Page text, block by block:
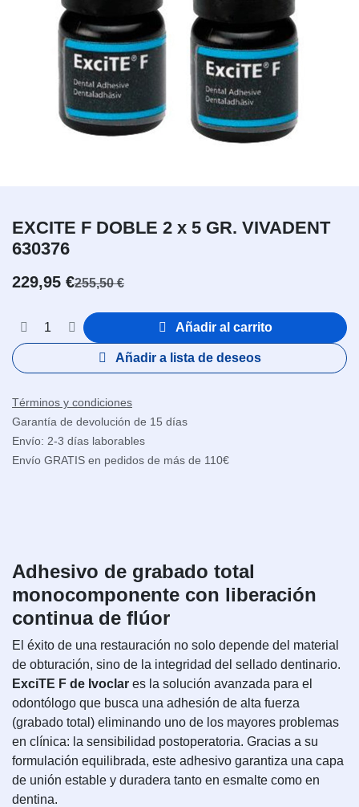
EXCITE F DOBLE 2 x 5 GR. VIVADENT
630376
229,95 €255,50€
Añadir al carrito
Añadir a lista de deseos
Términos y condiciones
Garantía de devolución de 15 días
Envío: 2-3 días laborables
Envío GRATIS en pedidos de más de 110€
Adhesivo de grabado total
monocomponente con liberación
continua de flúor
El éxito de una restauración no solo depende del material
de obturación, sino de la integridad del sellado dentinario.
ExciTE F de Ivoclar es la solución avanzada para el
odontólogo que busca una adhesión de alta fuerza
(grabado total) eliminando uno de los mayores problemas
en clínica: la sensibilidad postoperatoria. Gracias a su
formulación equilibrada, este adhesivo garantiza una capa
de unión estable y duradera tanto en esmalte como en
dentina.